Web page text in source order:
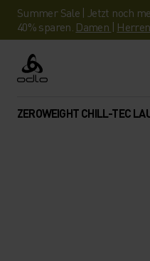
Summer Sale | Jetzt noch
40% sparen. Damen | Herren
Odlo
ZEROWEIGHT CHILL-TEC